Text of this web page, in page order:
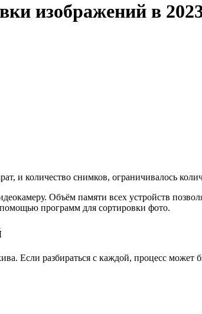
изображений в
и количество снимков, ограничивалось
Объём памяти всех устройств
помощью программ для сортировки фото.
Если разбираться с каждой, процесс